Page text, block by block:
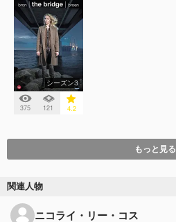
シーズン3
375 121 4.2
もっと見る
関連人物
ニコライ・リー・コス